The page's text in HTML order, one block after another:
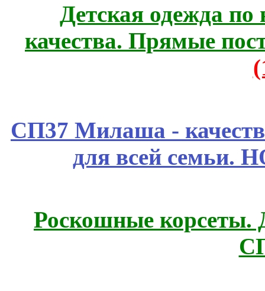
Детская одежда
качества. Прямые
СП37 Милаша -
для всей семьи.
Роскошные корсеты.